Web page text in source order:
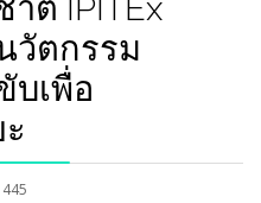
ติ IPITEx
วัตกรรม
บเพื่อ